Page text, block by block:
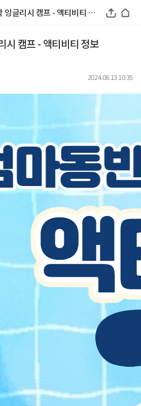
발리 여름방학 잉글리시 캠프 - 액티비티 정보 알려드려요🛫
시 캠프 - 액티비티 정보
2024.08.13 10:35